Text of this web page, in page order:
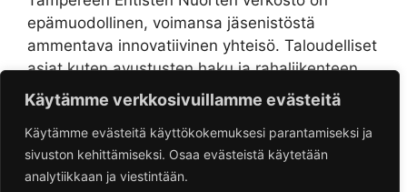
Käytämme verkkosivuillamme evästeitä
Käytämme evästeitä käyttökokemuksesi parantamiseksi ja
sivuston kehittämiseksi. Osaa evästeistä käytetään
analytiikkaan ja viestintään.
epämuodollinen, voimansa jäsenistöstä
ammentava innovatiivinen yhteisö. Taloudelliset
asiat kuten avustusten haku ja rahaliikenteen
hoito vaativat kuitenkin jonkinlaisen rakenteen.
Kannatusyhdistys perustettiin tähän
tarpeeseen. Yhdistys tukee Tampereen …Lue
lisää